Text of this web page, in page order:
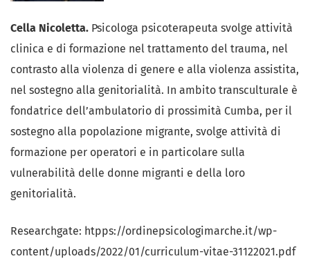
Cella Nicoletta. Psicologa psicoterapeuta svolge attività
clinica e di formazione nel trattamento del trauma, nel
contrasto alla violenza di genere e alla violenza assistita,
nel sostegno alla genitorialità. In ambito transculturale è
fondatrice dell’ambulatorio di prossimità Cumba, per il
sostegno alla popolazione migrante, svolge attività di
formazione per operatori e in particolare sulla
vulnerabilità delle donne migranti e della loro
genitorialità.
Researchgate: htpps://ordinepsicologimarche.it/wp-
content/uploads/2022/01/curriculum-vitae-31122021.pdf